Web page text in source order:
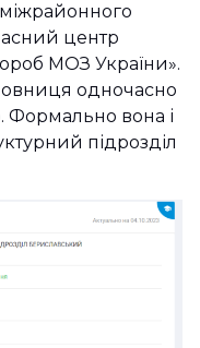
центр
МОЗ України».
одночасно
Формально вона і
підрозділ